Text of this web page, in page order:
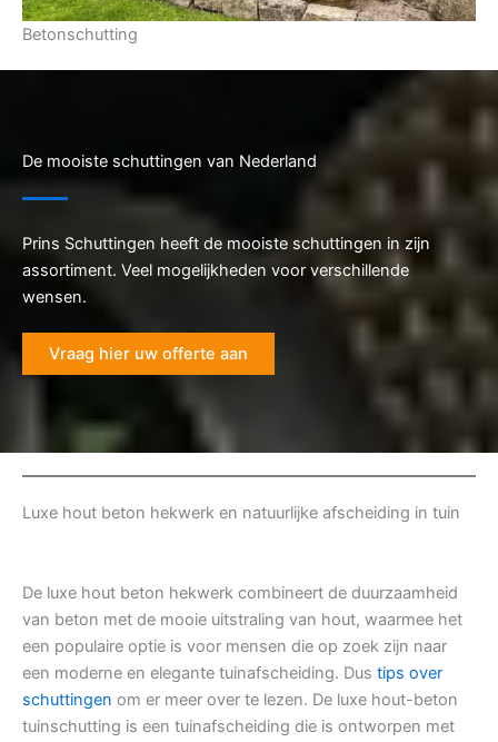
Betonschutting
De mooiste schuttingen van Nederland
Prins Schuttingen heeft de mooiste schuttingen in zijn
assortiment. Veel mogelijkheden voor verschillende
wensen.
Vraag hier uw offerte aan
Luxe hout beton hekwerk en natuurlijke afscheiding in tuin
De luxe hout beton hekwerk combineert de duurzaamheid
van beton met de mooie uitstraling van hout, waarmee het
een populaire optie is voor mensen die op zoek zijn naar
een moderne en elegante tuinafscheiding. Dus tips over
schuttingen om er meer over te lezen. De luxe hout-beton
tuinschutting is een tuinafscheiding die is ontworpen met